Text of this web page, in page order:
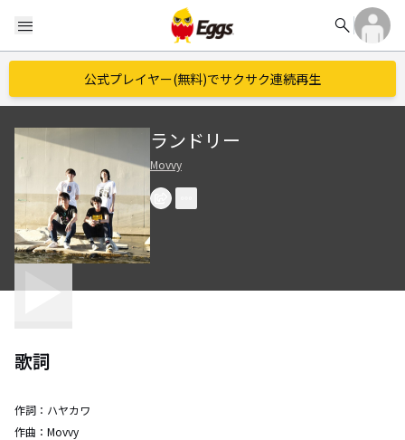
menu search
公式プレイヤー(無料)でサクサク連続再生
ランドリー
Movvy
歌詞
作詞： ハヤカワ
作曲： Movvy